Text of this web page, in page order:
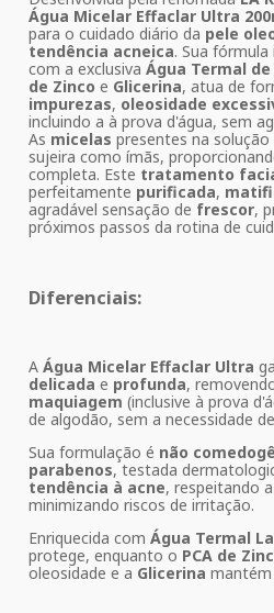
Água Micelar Effaclar Ultra
para o cuidado diário da pele
tendência acneica. Sua
com a exclusiva Água Termal
de Zinco e Glicerina, atua de
impurezas, oleosidade
incluindo a à prova d'água, sem
As micelas presentes na
sujeira como ímãs,
completa. Este tratamento
perfeitamente purificada,
agradável sensação de frescor,
próximos passos da rotina de
Diferenciais:
A Água Micelar Effaclar Ultra
delicada e profunda,
maquiagem (inclusive à prova
de algodão, sem a necessidade
Sua formulação é não
parabenos, testada
tendência à acne, respeitando
minimizando riscos de irritação.
Enriquecida com Água Termal
protege, enquanto o PCA de
oleosidade e a Glicerina mantém